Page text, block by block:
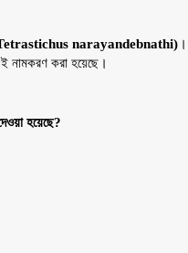
(Tetrastichus narayandebnathi) ।
এই নামকরণ করা হয়েছে।
হয়েছে?